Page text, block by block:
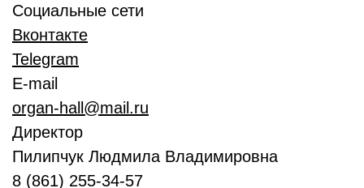
Социальные сети
Вконтакте
Telegram
E-mail
organ-hall@mail.ru
Директор
Пилипчук Людмила Владимировна
8 (861) 255-34-57